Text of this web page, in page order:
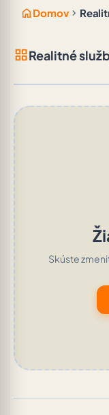
home Domov chevron_right
grid_viewRealitné
Skúste